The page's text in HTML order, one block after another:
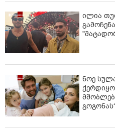
ილია
ნოე